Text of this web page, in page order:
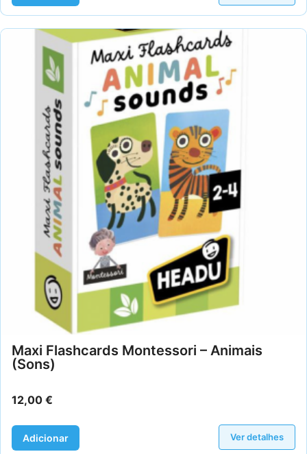
Maxi Flashcards Montessori – Animais
(Sons)
12,00 €
Adicionar Ver detalhes